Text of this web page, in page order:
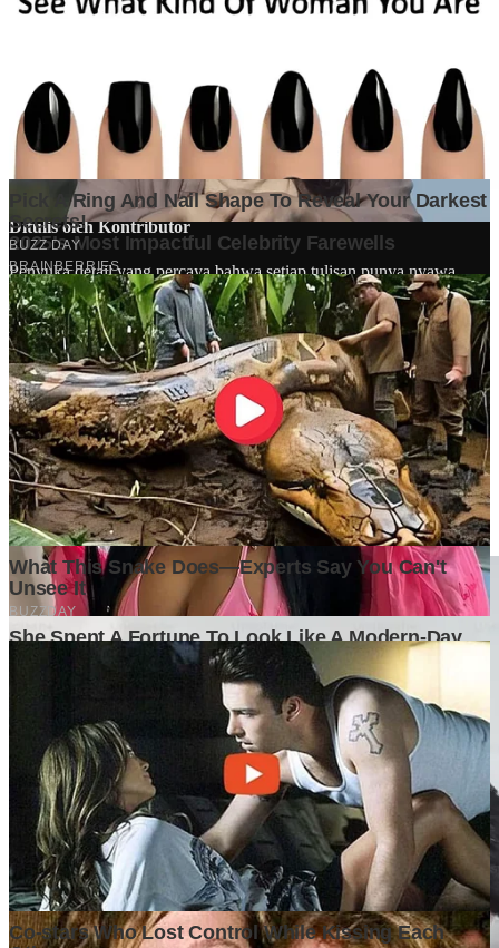
Ditulis olehKontributor
Penyuka detail yang percaya bahwa setiap tulisan punya nyawa.
Bertugas merangkai ide menjadi cerita yang mengalir, memastikan
setiap titik dan koma berada di tempat yang tepat untuk kenyamanan
membacamu
Komentar (0)
Tulis Komentar
Belum ada komentar. Jadilah yang pertama!
Baca Juga